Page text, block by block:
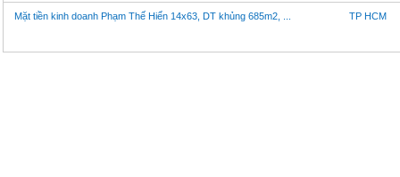
Mặt tiền kinh doanh Phạm Thế Hiển 14x63, DT khủng 685m2, ... TP HCM